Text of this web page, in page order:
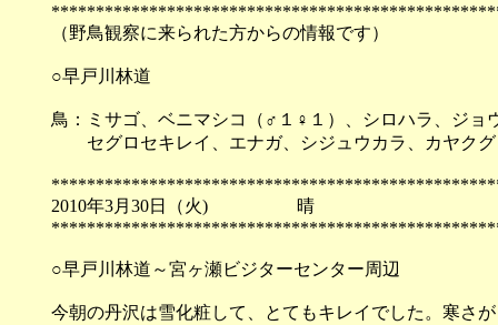
（野鳥観察に来られた方からの情報です）
○早戸川林道
鳥：ミサゴ、ベニマシコ（♂１♀１）、シロハラ、ジョ
セグロセキレイ、エナガ、シジュウカラ、カヤクグ
2010年3月30日（火)
○早戸川林道～宮ヶ瀬ビジターセンター周辺
今朝の丹沢は雪化粧して、とてもキレイでした。寒さ